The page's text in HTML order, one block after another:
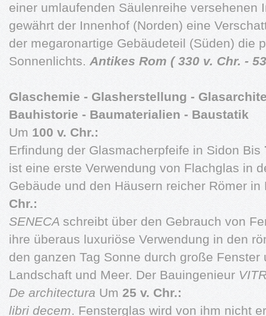
einer umlaufenden Säulenreihe versehenen
gewährt der Innenhof (Norden) eine
der megaronartige Gebäudeteil (Süden) die
Sonnenlichts. Antikes Rom ( 330 v. Chr. -
Glaschemie - Glasherstellung -
Bauhistorie - Baumaterialien - Baustatik
Um 100 v. Chr.:
Erfindung der Glasmacherpfeife in Sidon Bis
ist eine erste Verwendung von Flachglas in
Gebäude und den Häusern reicher Römer
Chr.:
SENECA schreibt über den Gebrauch von
ihre überaus luxuriöse Verwendung in den
den ganzen Tag Sonne durch große Fenster
Landschaft und Meer. Der Bauingenieur
De architectura Um 25 v. Chr.:
libri decem. Fensterglas wird von ihm nicht